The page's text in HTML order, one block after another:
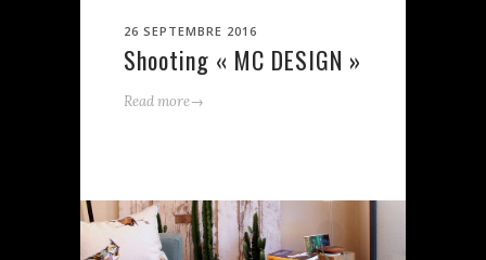
26 SEPTEMBRE 2016
Shooting « MC DESIGN »
Read more→